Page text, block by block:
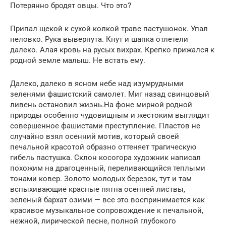
Потерянно бродят овцы. Что это?
Припал щекой к сухой колкой траве пастушонок. Упал
неловко. Рука вывернута. Кнут и шапка отлетели
далеко. Алая кровь на русых вихрах. Крепко прижался к
родной земле малыш. Не встать ему.
Далеко, далеко в ясном небе над изумрудными
зеленями фашистский самолет. Миг назад свинцовый
ливень остановил жизнь.На фоне мирной родной
природы особенно чудовищным и жестоким выглядит
совершенное фашистами преступление. Пластов не
случайно взял осенний мотив, который своей
печальной красотой образно оттеняет трагическую
гибель пастушка. Склон косогора художник написал
похожим на драгоценный, переливающийся теплыми
тонами ковер. Золото молодых березок, тут и там
вспыхивающие красные пятна осенней листвы,
зеленый бархат озими — все это воспринимается как
красивое музыкальное сопровождение к печальной,
нежной, лирической песне, полной глубокого